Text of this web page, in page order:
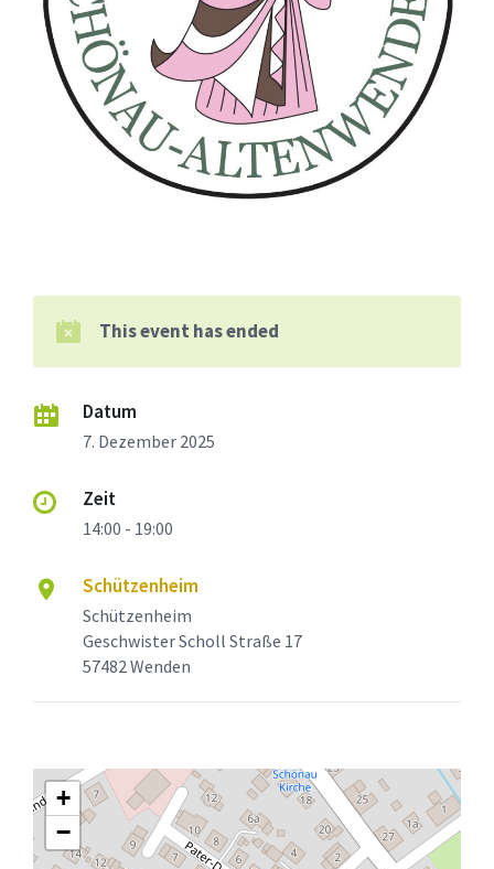
This event has ended
Datum
7. Dezember 2025
Zeit
14:00 - 19:00
Schützenheim
Schützenheim
Geschwister Scholl Straße 17
57482 Wenden
+
−